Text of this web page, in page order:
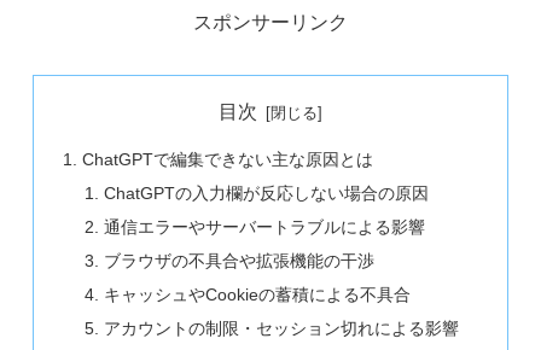
スポンサーリンク
目次
ChatGPTで編集できない主な原因とは
ChatGPTの入力欄が反応しない場合の原因
通信エラーやサーバートラブルによる影響
ブラウザの不具合や拡張機能の干渉
キャッシュやCookieの蓄積による不具合
アカウントの制限・セッション切れによる影響